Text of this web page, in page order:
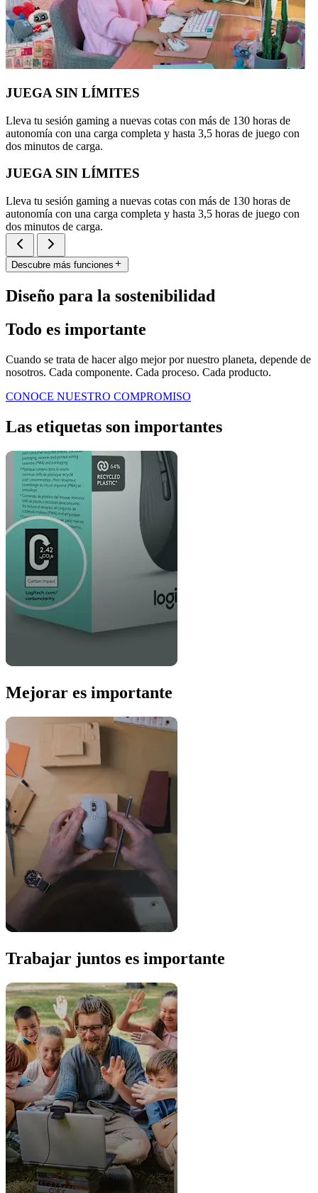
JUEGA SIN LÍMITES
Lleva tu sesión gaming a nuevas cotas con más de 130 horas de
autonomía con una carga completa y hasta 3,5 horas de juego con
dos minutos de carga.
JUEGA SIN LÍMITES
Lleva tu sesión gaming a nuevas cotas con más de 130 horas de
autonomía con una carga completa y hasta 3,5 horas de juego con
dos minutos de carga.
Descubre más funciones
Diseño para la sostenibilidad
Todo es importante
Cuando se trata de hacer algo mejor por nuestro planeta, depende de
nosotros. Cada componente. Cada proceso. Cada producto.
CONOCE NUESTRO COMPROMISO
Las etiquetas son importantes
Mejorar es importante
Trabajar juntos es importante